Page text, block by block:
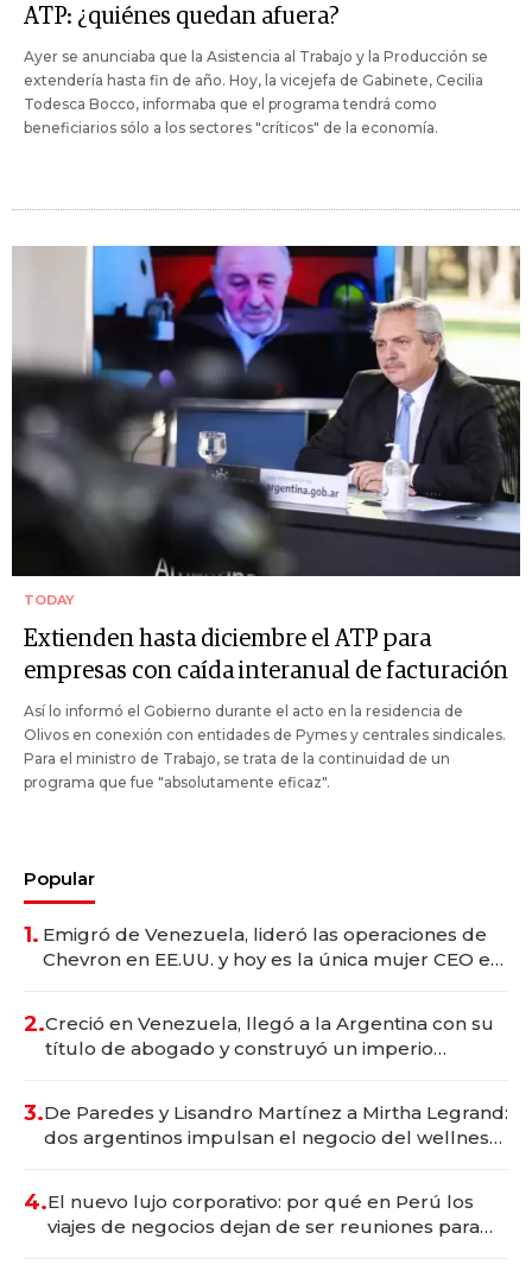
ATP: ¿quiénes quedan afuera?
Ayer se anunciaba que la Asistencia al Trabajo y la Producción se
extendería hasta fin de año. Hoy, la vicejefa de Gabinete, Cecilia
Todesca Bocco, informaba que el programa tendrá como
beneficiarios sólo a los sectores "críticos" de la economía.
TODAY
Extienden hasta diciembre el ATP para
empresas con caída interanual de facturación
Así lo informó el Gobierno durante el acto en la residencia de
Olivos en conexión con entidades de Pymes y centrales sindicales.
Para el ministro de Trabajo, se trata de la continuidad de un
programa que fue "absolutamente eficaz".
Popular
1. Emigró de Venezuela, lideró las operaciones de
Chevron en EE.UU. y hoy es la única mujer CEO en
2.Creció en Venezuela, llegó a la Argentina con su
título de abogado y construyó un imperio
3.De Paredes y Lisandro Martínez a Mirtha Legrand:
dos argentinos impulsan el negocio del wellness
4.El nuevo lujo corporativo: por qué en Perú los
viajes de negocios dejan de ser reuniones para